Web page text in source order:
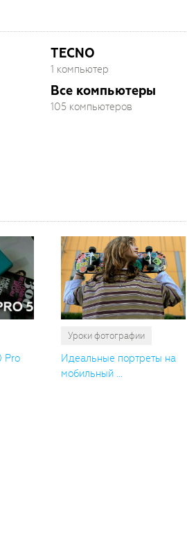
TECNO
1 компьютер
Все компьютеры
105 компьютеров
Pro
Уроки фотографии
Идеальные портреты на
мобильный ...